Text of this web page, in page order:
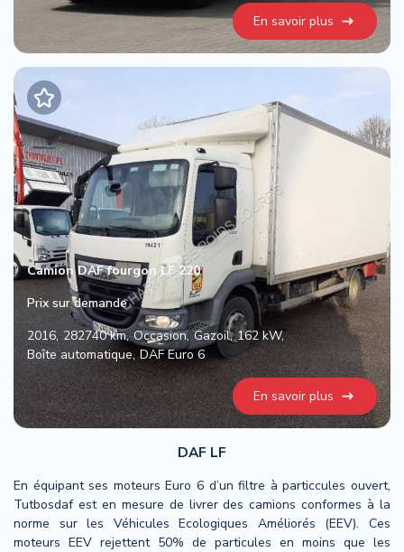
En savoir plus
Camion DAF fourgon LF 220
Prix sur demande
2016 282740 km Occasion Gazoil 162 kW
Boîte automatique DAF Euro 6
En savoir plus
DAF LF
En équipant ses moteurs Euro 6 d’un filtre à particcules ouvert,
Tutbosdaf est en mesure de livrer des camions conformes à la
norme sur les Véhicules Ecologiques Améliorés (EEV). Ces
moteurs EEV rejettent 50% de particules en moins que les